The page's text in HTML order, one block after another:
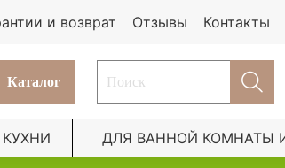
и возврат Отзывы Контакты
Каталог
ДЛЯ ВАННОЙ КОМНАТЫ